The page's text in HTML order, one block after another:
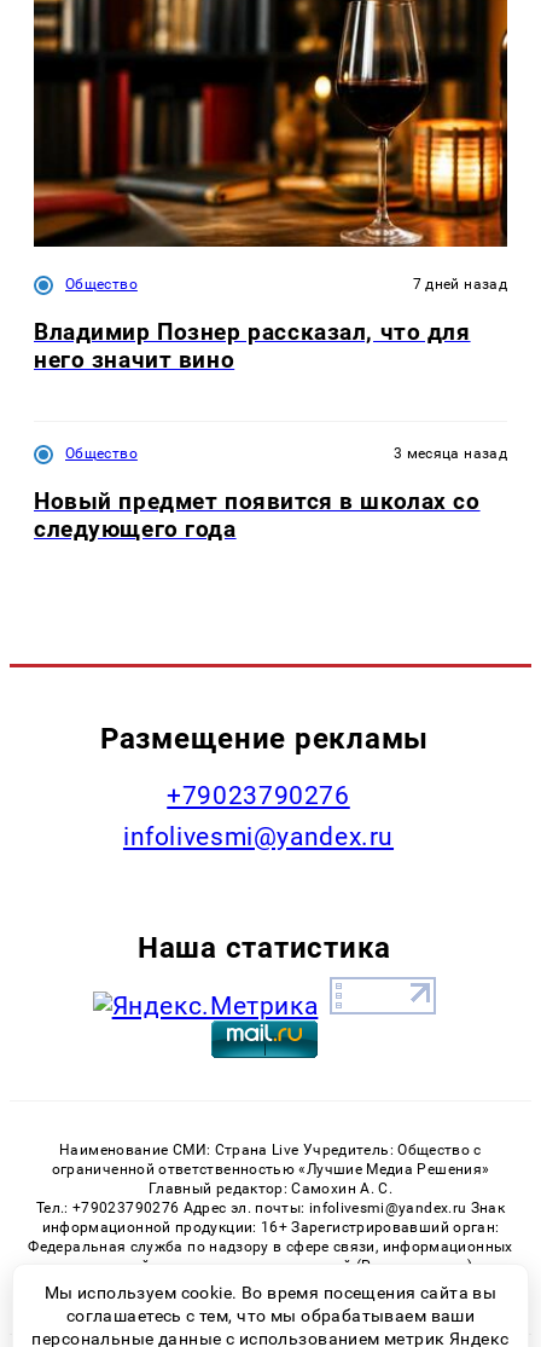
Общество 7 дней назад
Владимир Познер рассказал, что для
него значит вино
Общество 3 месяца назад
Новый предмет появится в школах со
следующего года
Размещение рекламы
+79023790276
infolivesmi@yandex.ru
Наша статистика
Наименование СМИ: Страна Live Учредитель: Общество с
ограниченной ответственностью «Лучшие Медиа Решения»
Главный редактор: Самохин А. С.
Тел.: +79023790276 Адрес эл. почты: infolivesmi@yandex.ru Знак
информационной продукции: 16+ Зарегистрировавший орган:
Федеральная служба по надзору в сфере связи, информационных
технологий и массовых коммуникаций (Роскомнадзор)
Регистрационный номер СМИ ЭЛ № ФС 77 - 82538 от 21.01.2022
Мы используем cookie. Во время посещения сайта вы
соглашаетесь с тем, что мы обрабатываем ваши
персональные данные с использованием метрик Яндекс